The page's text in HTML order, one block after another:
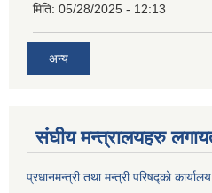
मिति: 05/28/2025 - 12:13
अन्य
संघीय मन्त्रालयहरु
प्रधानमन्त्री तथा मन्त्री परिषद्को कार्यालय